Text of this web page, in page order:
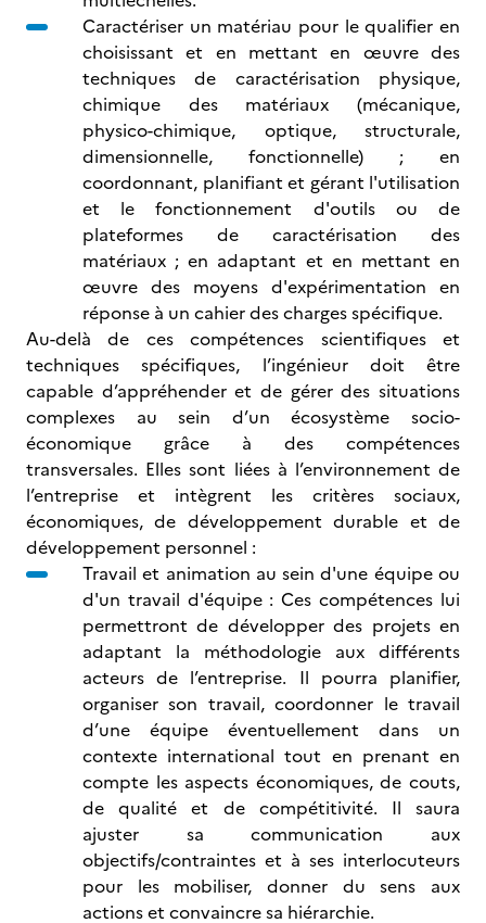
Caractériser un matériau pour le qualifier en
choisissant et en mettant en œuvre des
techniques de caractérisation physique,
chimique des matériaux (mécanique,
physico-chimique, optique, structurale,
dimensionnelle, fonctionnelle) ; en
coordonnant, planifiant et gérant l'utilisation
et le fonctionnement d'outils ou de
plateformes de caractérisation des
matériaux ; en adaptant et en mettant en
œuvre des moyens d'expérimentation en
réponse à un cahier des charges spécifique.
Au-delà de ces compétences scientifiques et
techniques spécifiques, l’ingénieur doit être
capable d’appréhender et de gérer des situations
complexes au sein d’un écosystème socio-
économique grâce à des compétences
transversales. Elles sont liées à l’environnement de
l’entreprise et intègrent les critères sociaux,
économiques, de développement durable et de
développement personnel :
Travail et animation au sein d'une équipe ou
d'un travail d'équipe : Ces compétences lui
permettront de développer des projets en
adaptant la méthodologie aux différents
acteurs de l’entreprise. Il pourra planifier,
organiser son travail, coordonner le travail
d’une équipe éventuellement dans un
contexte international tout en prenant en
compte les aspects économiques, de couts,
de qualité et de compétitivité. Il saura
ajuster sa communication aux
objectifs/contraintes et à ses interlocuteurs
pour les mobiliser, donner du sens aux
actions et convaincre sa hiérarchie.